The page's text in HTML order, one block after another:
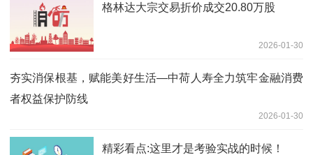
格林达大宗交易折价成交20.80万股
2026-01-30
夯实消保根基，赋能美好生活—中荷人寿全力筑牢金融消费
者权益保护防线
2026-01-30
精彩看点:这里才是考验实战的时候！